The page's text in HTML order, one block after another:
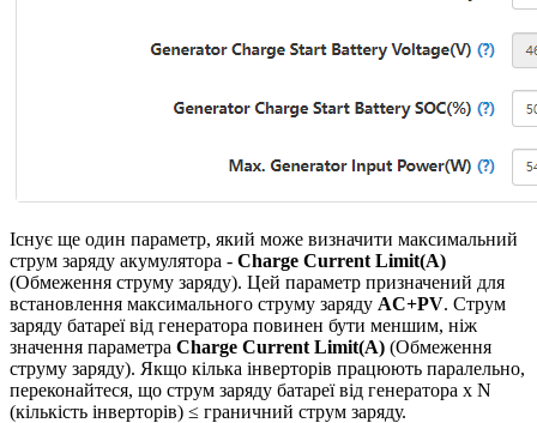
Існує ще один параметр, який може визначити максимальний
струм заряду акумулятора - Charge Current Limit(A)
(Обмеження струму заряду). Цей параметр призначений для
встановлення максимального струму заряду AC+PV. Струм
заряду батареї від генератора повинен бути меншим, ніж
значення параметра Charge Current Limit(A) (Обмеження
струму заряду). Якщо кілька інверторів працюють паралельно,
переконайтеся, що струм заряду батареї від генератора x N
(кількість інверторів) ≤ граничний струм заряду.